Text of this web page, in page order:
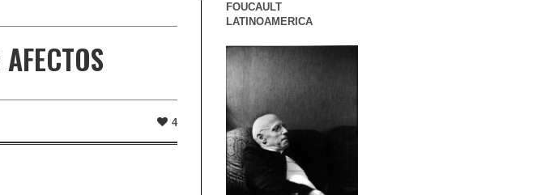
4
FOUCAULT
LATINOAMERICA